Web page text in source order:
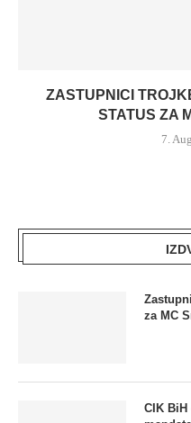
ZASTUPNICI
STATUS ZA
7.
za MC
CIK